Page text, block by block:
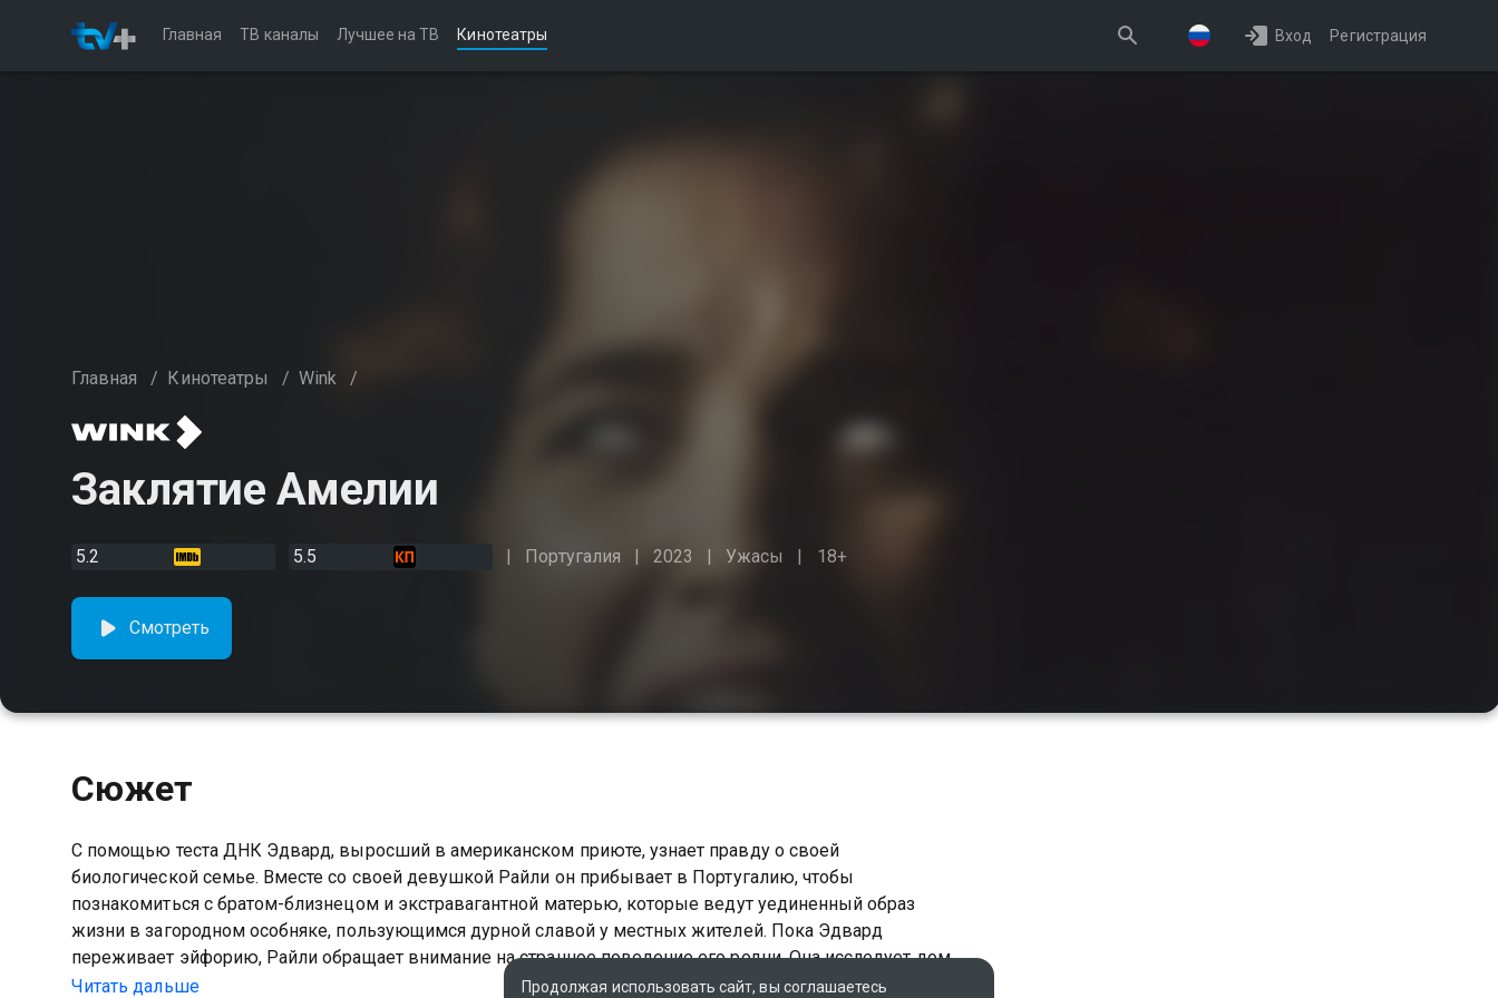
Главная ТВ каналы Лучшее на ТВ Кинотеатры Вход Регистрация
Главная / Кинотеатры / Wink /
Заклятие Амелии
5.2 5.5 Португалия 2023 Ужасы 18+
Смотреть
Сюжет
С помощью теста ДНК Эдвард, выросший в американском приюте, узнает правду о своей
биологической семье. Вместе со своей девушкой Райли он прибывает в Португалию, чтобы
познакомиться с братом-близнецом и экстравагантной матерью, которые ведут уединенный образ
жизни в загородном особняке, пользующимся дурной славой у местных жителей. Пока Эдвард
переживает эйфорию, Райли обращает внимание на странное поведение его родни. Она исследует дом и
узнает шокирующие тайны, которые представляют угрозу для ее жизни.
Читать дальше Продолжая использовать сайт, вы соглашаетесь